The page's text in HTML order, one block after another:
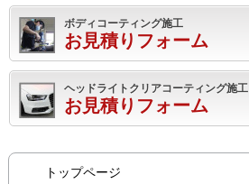
ボディコーティング施工
お見積りフォーム
ヘッドライトクリアコーティング施工
お見積りフォーム
トップページ